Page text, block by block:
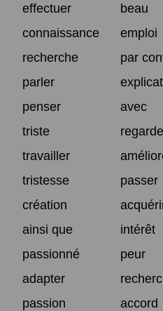
effectuer
beau
connaissance
emploi
recherche
par
parler
penser
avec
triste
travailler
tristesse
passer
création
ainsi que
intérêt
passionné
peur
adapter
passion
accord